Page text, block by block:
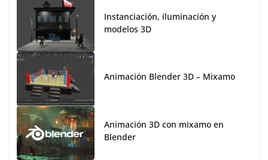
Instanciación, iluminación y
modelos 3D
Animación Blender 3D – Mixamo
Animación 3D con mixamo en
Blender